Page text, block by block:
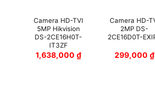
Camera HD-TVI
5MP Hikvision
DS-2CE16H0T-
IT3ZF
1,638,000 ₫
Camera HD-
2MP DS-
2CE16D0T-
299,000 ₫